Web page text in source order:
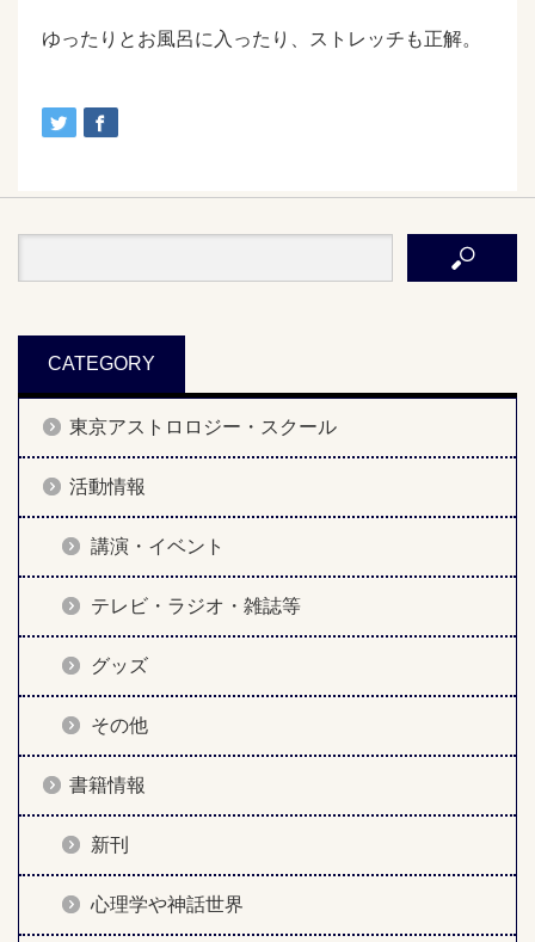
ゆったりとお風呂に入ったり、ストレッチも正解。
CATEGORY
東京アストロロジー・スクール
活動情報
講演・イベント
テレビ・ラジオ・雑誌等
グッズ
その他
書籍情報
新刊
心理学や神話世界